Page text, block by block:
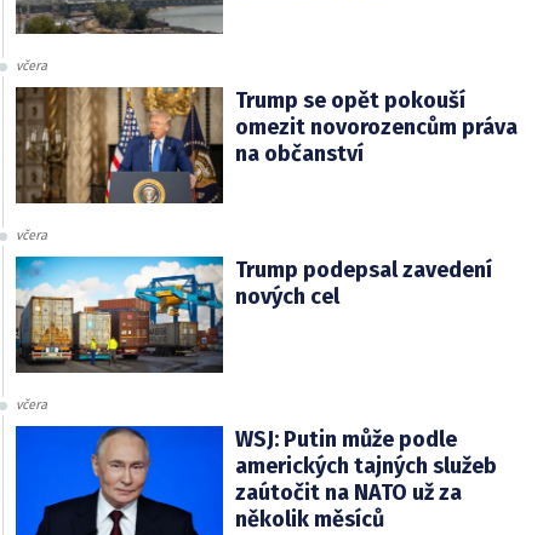
včera
Trump se opět pokouší
omezit novorozencům práva
na občanství
včera
Trump podepsal zavedení
nových cel
včera
WSJ: Putin může podle
amerických tajných služeb
zaútočit na NATO už za
několik měsíců